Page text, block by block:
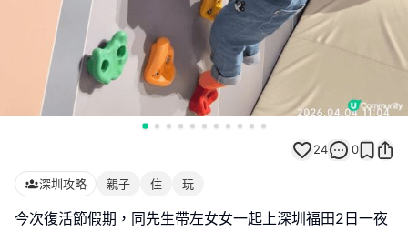
24 0
深圳攻略 親子 住 玩
今次復活節假期，同先生帶左女女一起上深圳福田2日一夜